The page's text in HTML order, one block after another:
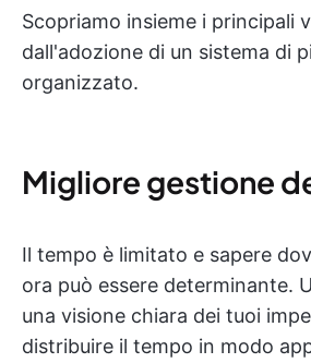
Scopriamo insieme i principali
dall'adozione di un sistema di
organizzato.
Migliore gestione
Il tempo è limitato e sapere
ora può essere determinante.
una visione chiara dei tuoi
distribuire il tempo in modo